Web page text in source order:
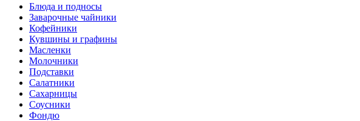
Блюда и подносы
Заварочные чайники
Кофейники
Кувшины и графины
Масленки
Молочники
Подставки
Салатники
Сахарницы
Соусники
Фондю